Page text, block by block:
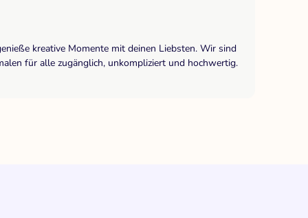
kreative Momente mit deinen Liebsten. Wir sind
für alle zugänglich, unkompliziert und hochwertig.